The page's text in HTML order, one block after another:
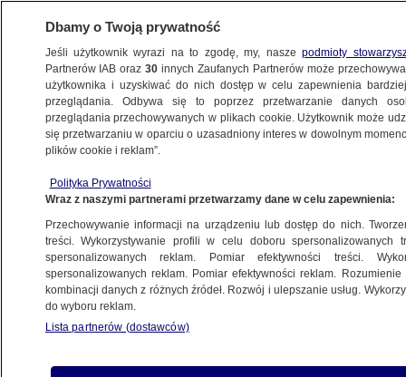
BIZNES
ZE ŚWIATA
miliardowe. "Przepraszamy, kochamy
Chiny"
8.10.2019, 12:00
Udostępnij
Tyle wystarczyło, by urazić miliony obywateli
Dbamy o Twoją prywatność
Jeśli użytkownik wyrazi na to zgodę, my, naszepodmioty
Partnerów IAB oraz30 innych Zaufanych Partnerów może
użytkownika i uzyskiwać do nich dostęp w celu zapewnienia
przeglądania. Odbywa się to poprzez przetwarzanie danych
przeglądania przechowywanych w plikach cookie. Użytkownik może
się przetwarzaniu w oparciu o uzasadniony interes w dowolnym
plików cookie i reklam”.
Polityka Prywatności
Wraz z naszymi partnerami przetwarzamy dane w celu zapewnienia:
Przechowywanie informacji na urządzeniu lub dostęp do nich.
treści. Wykorzystywanie profili w celu doboru spersonalizowanych
spersonalizowanych reklam. Pomiar efektywności treści.
spersonalizowanych reklam. Pomiar efektywności reklam.
kombinacji danych z różnych źródeł. Rozwój i ulepszanie usług.
do wyboru reklam.
Lista partnerów (dostawców)